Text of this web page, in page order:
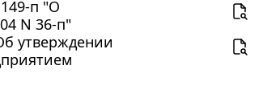
п "О
N 36-п"
утверждении